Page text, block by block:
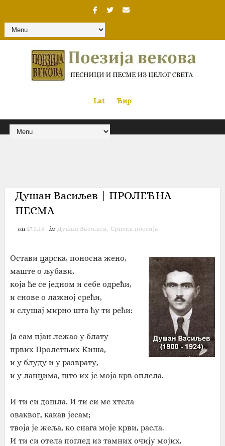
Lat« Ћир
Душан Васиљев | ПРОЛЕЋНА
ПЕСМА
on 27.3.19 in Душан Васиљев, Српска поезија
Остави царска, поносна жено,
маште о љубави,
која ће се једном и себе одрећи,
и снове о лажној срећи,
и слушај мирно шта ћу ти рећи:
Ја сам пјан лежао у блату
првих Пролетњих Киша,
и у блуду и у разврату,
и у ланцима, што их је моја крв оплела.
И ти си дошла. И ти си ме хтела
оваквог, какав јесам;
твоја је жеља, ко снага моје крви, расла.
И ти си отела поглед из тамних очију мојих,